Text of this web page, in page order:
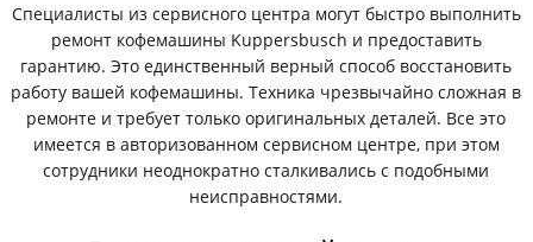
Специалисты из сервисного центра могут быстро выполнить
ремонт кофемашины Kuppersbusch и предоставить
гарантию. Это единственный верный способ восстановить
работу вашей кофемашины. Техника чрезвычайно сложная в
ремонте и требует только оригинальных деталей. Все это
имеется в авторизованном сервисном центре, при этом
сотрудники неоднократно сталкивались с подобными
неисправностями.